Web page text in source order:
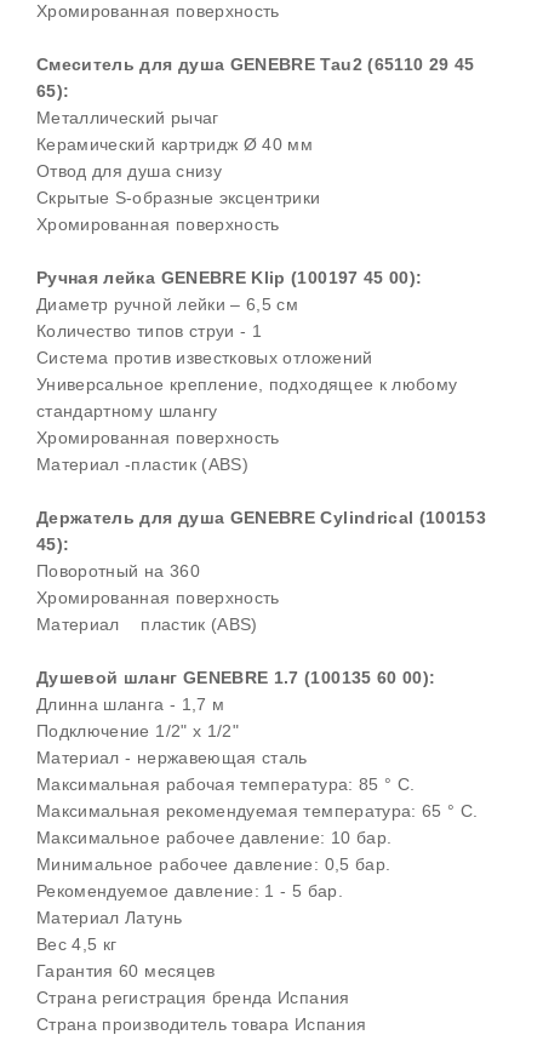
Хромированная поверхность
Смеситель для душа GENEBRE Tau2 (65110 29 45
65):
Металлический рычаг
Керамический картридж Ø 40 мм
Отвод для душа снизу
Скрытые S-образные эксцентрики
Хромированная поверхность
Ручная лейка GENEBRE Klip (100197 45 00):
Диаметр ручной лейки – 6,5 см
Количество типов струи - 1
Система против известковых отложений
Универсальное крепление, подходящее к любому
стандартному шлангу
Хромированная поверхность
Материал -пластик (ABS)
Держатель для душа GENEBRE Cylindrical (100153
45):
Поворотный на 360
Хромированная поверхность
Материал пластик (ABS)
Душевой шланг GENEBRE 1.7 (100135 60 00):
Длинна шланга - 1,7 м
Подключение 1/2" x 1/2"
Материал - нержавеющая сталь
Максимальная рабочая температура: 85 ° C.
Максимальная рекомендуемая температура: 65 ° C.
Максимальное рабочее давление: 10 бар.
Минимальное рабочее давление: 0,5 бар.
Рекомендуемое давление: 1 - 5 бар.
Материал Латунь
Вес 4,5 кг
Гарантия 60 месяцев
Страна регистрация бренда Испания
Страна производитель товара Испания